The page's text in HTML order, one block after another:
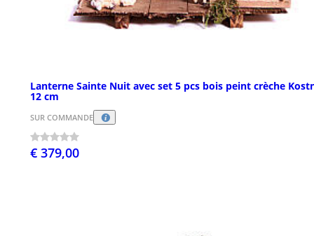
Lanterne Sainte Nuit avec set 5 pcs bois peint crèche
12 cm
SUR COMMANDE
€ 379,00